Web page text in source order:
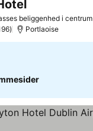
beliggenhed i centrum
Portlaoise